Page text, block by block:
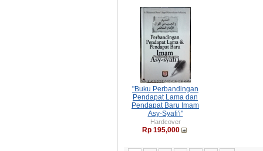
"Buku Perbandingan
Pendapat Lama dan
Pendapat Baru Imam
Asy-Syafi'i"
Hardcover
Rp 195,000